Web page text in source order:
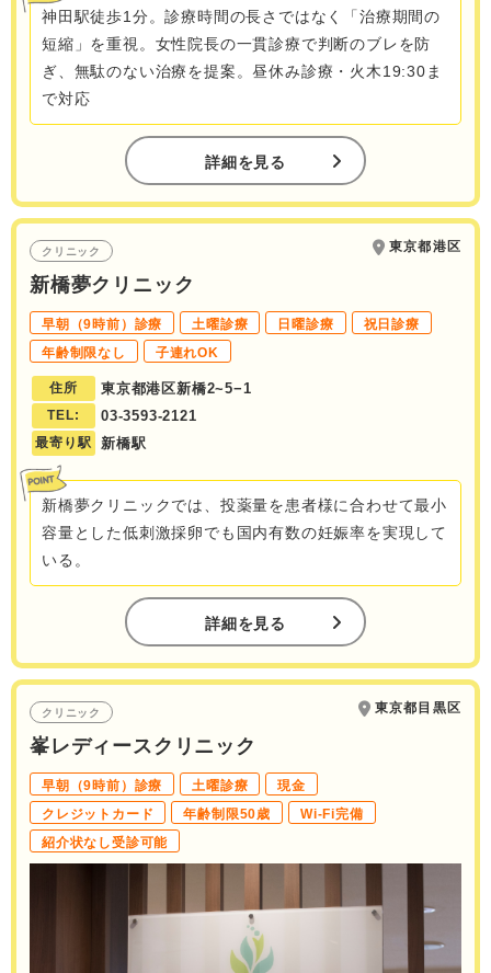
神田駅徒歩1分。診療時間の長さではなく「治療期間の
短縮」を重視。女性院長の一貫診療で判断のブレを防
ぎ、無駄のない治療を提案。昼休み診療・火木19:30ま
で対応
詳細を見る
クリニック 東京都港区
新橋夢クリニック
早朝（9時前）診療 土曜診療 日曜診療
祝日診療
年齢制限なし
子連れOK
住所 東京都港区新橋2~5−1
TEL: 03-3593-2121
最寄り駅 新橋駅
新橋夢クリニックでは、投薬量を患者様に合わせて最小
容量とした低刺激採卵でも国内有数の妊娠率を実現して
いる。
詳細を見る
クリニック 東京都目黒区
峯レディースクリニック
早朝（9時前）診療 土曜診療
現金
クレジットカード
年齢制限50歳
Wi-Fi完備
紹介状なし受診可能